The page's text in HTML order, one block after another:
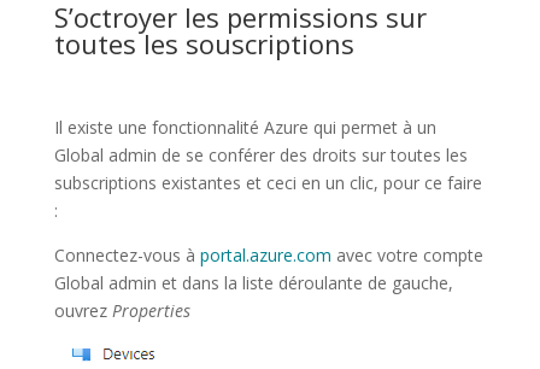
S’octroyer les permissions sur
toutes les souscriptions
Il existe une fonctionnalité Azure qui permet à un
Global admin de se conférer des droits sur toutes les
subscriptions existantes et ceci en un clic, pour ce faire
:
Connectez-vous à portal.azure.com avec votre compte
Global admin et dans la liste déroulante de gauche,
ouvrez Properties